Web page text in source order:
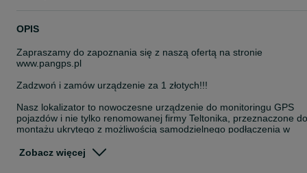
OPIS
Zapraszamy do zapoznania się z naszą ofertą na stronie
www.pangps.pl
Zadzwoń i zamów urządzenie za 1 złotych!!!
Nasz lokalizator to nowoczesne urządzenie do monitoringu GPS
pojazdów i nie tylko renomowanej firmy Teltonika, przeznaczone do
montażu ukrytego z możliwością samodzielnego podłączenia w
wysokiej jakości, co pozwala na przesyłanie danych o lokalizacji
Zobacz więcej